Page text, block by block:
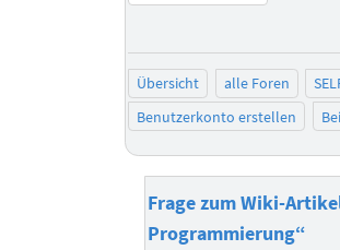
Übersicht alle Foren
Benutzerkonto erstellen
Frage zum Wiki-
Programmierung“